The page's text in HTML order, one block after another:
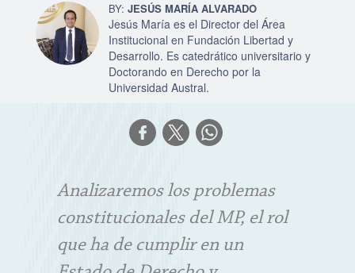
JESÚS MARÍA ALVARADO
Jesús María es el Director del Área
Institucional en Fundación Libertad y
Desarrollo. Es catedrático universitario y
Doctorando en Derecho por la
Universidad Austral.
Analizaremos los problemas
constitucionales del MP, el rol
que ha de cumplir en un